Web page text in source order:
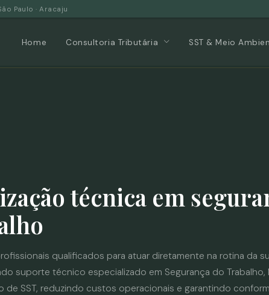
Paulo · Aracaju
Home Consultoria Tributária SST & Meio
técnica em
qualificados para atuar diretamente na rotina da
suporte técnico especializado em Segurança do Trabalho,
de SST, reduzindo custos operacionais e garantindo